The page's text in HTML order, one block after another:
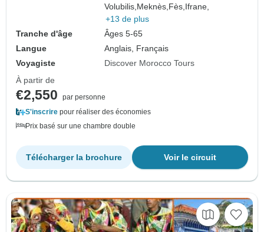
Volubilis,Meknès,Fès,Ifrane,
+13 de plus
Tranche d'âge
Âges 5-65
Langue
Anglais, Français
Voyagiste
Discover Morocco Tours
À partir de
€2,550
par personne
S'inscrire pour réaliser des économies
Prix basé sur une chambre double
Voir le circuit
Télécharger la brochure